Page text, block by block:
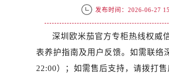
泰州市海陵区永定
杭州市上城区钱江路
金华市金东区东市
嘉兴市南湖区广益
发布时间：2026-06-27
深圳欧米茄官方专柜热线权威
表养护指南及用户反馈。如需联络
22:00）；如需售后支持，请拨打